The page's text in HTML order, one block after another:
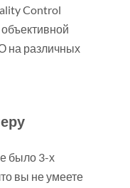
Control
на различных
было 3-х
вы не умеете